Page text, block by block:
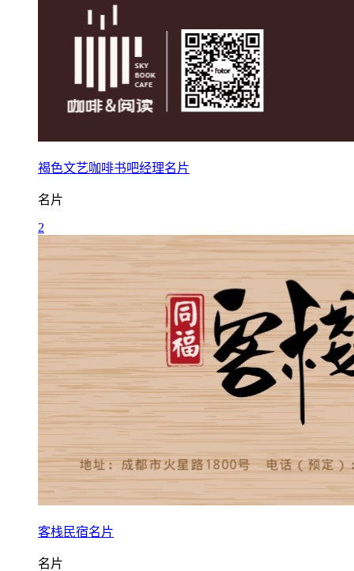
褐色文艺咖啡书吧经理名片
名片
2
客栈民宿名片
名片